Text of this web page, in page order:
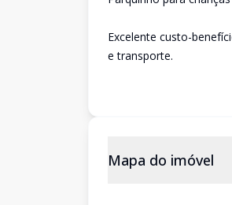
Excelente custo-
e transporte.
Mapa do imóvel